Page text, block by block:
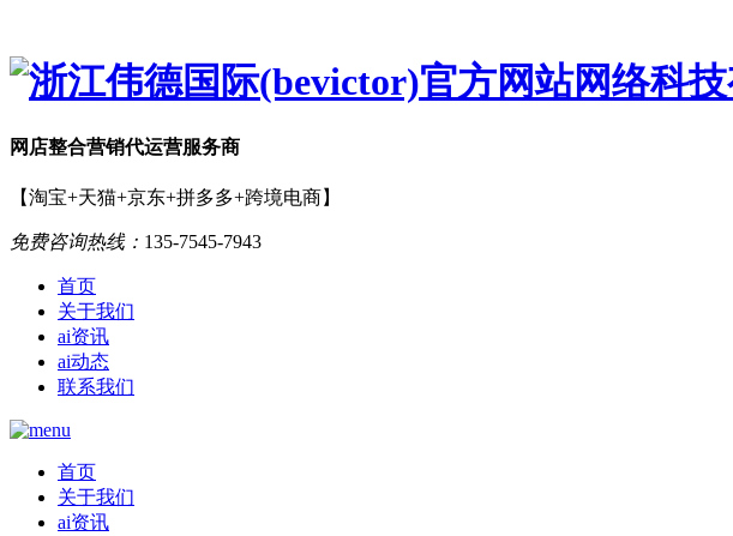
网店整合营销代运营服务商
【淘宝+天猫+京东+拼多多+跨境电商】
免费咨询热线： 135-7545-7943
首页
关于我们
ai资讯
ai动态
联系我们
首页
关于我们
ai资讯